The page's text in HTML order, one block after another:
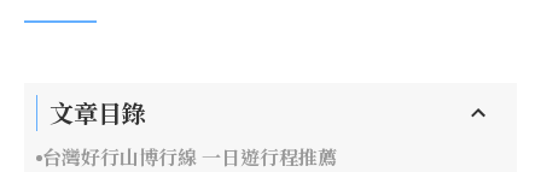
文章目錄
台灣好行山博行線 一日遊行程推薦